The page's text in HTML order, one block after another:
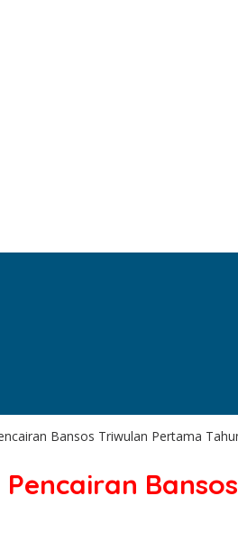
Bansos Triwulan Pertama